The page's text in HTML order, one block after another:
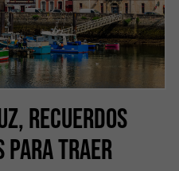
RECUERDOS
PARA TRAER